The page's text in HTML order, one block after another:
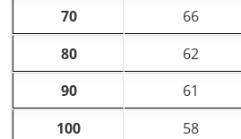
70
66
80
62
90
61
100
58